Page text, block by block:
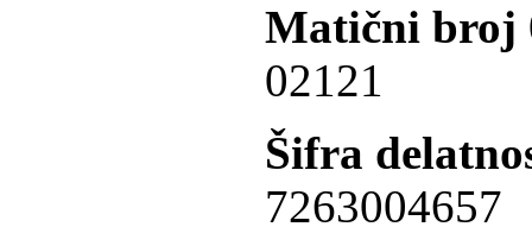
Matični broj
02121
Šifra
7263004657